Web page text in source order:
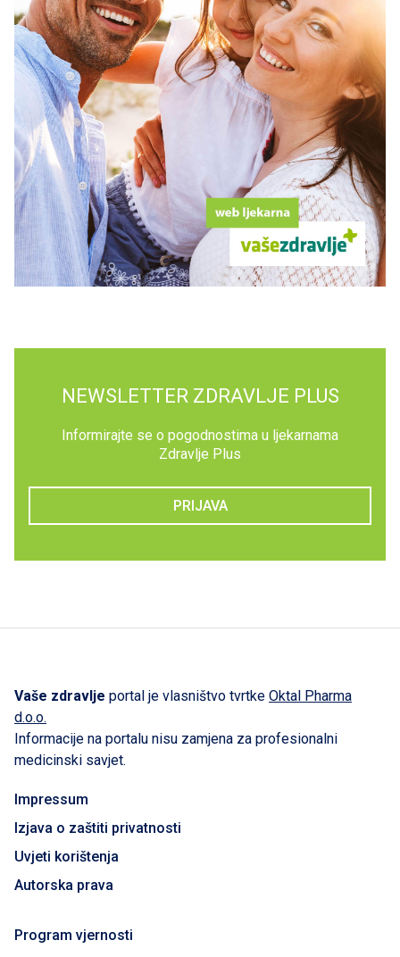
NEWSLETTER ZDRAVLJE PLUS
Informirajte se o pogodnostima u ljekarnama
Zdravlje Plus
PRIJAVA
Vaše zdravlje portal je vlasništvo tvrtke Oktal Pharma
d.o.o.
Informacije na portalu nisu zamjena za profesionalni
medicinski savjet.
Impressum
Izjava o zaštiti privatnosti
Uvjeti korištenja
Autorska prava
Program vjernosti